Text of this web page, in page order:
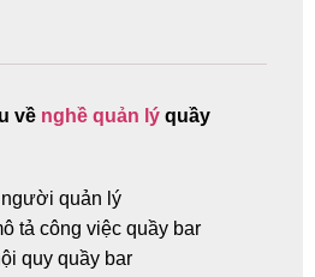
về nghề quản lý quầy
quản lý
tả công việc quầy bar
quy quầy bar